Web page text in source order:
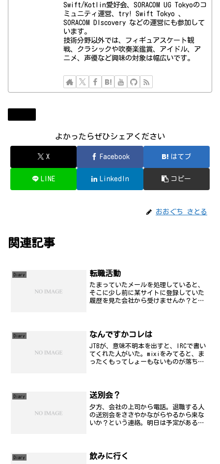
Swift/Kotlin愛好会、SORACOM UG Tokyoのコ
ミュニティ運営、try! Swift Tokyo 、
SORACOM DIscovery などの運営にも参加して
います。
技術分野以外では、フィギュアスケート観
戦、クラシックや吹奏楽鑑賞、アイドル、ア
ニメ、声優など興味の対象は幅広いです。
よかったらぜひシェアください
X Facebook はてブ
LINE LinkedIn コピー
おおぐち さとる
関連記事
Diary 転職活動
たまっていたメールを処理していると、
そこに少し前に某サイトに登録していた
履歴を見た会社から受けませんか？とい
年齢的にきついと思うん...
Diary なんですかコレは
JTBが、意味不明本を出すと、IRCで書い
てくれた人がいた。mixiをみてると、ま
ったくもってしょーもないものが落ちて
Diary 送別会？
夕方、会社の上司から電話。退職する人
の送別会をささやかながらやるから来な
いか？という連絡。明日は予定がある
Diary 飲みに行く